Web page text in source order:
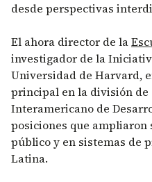
desde perspectivas
El ahora director de la
investigador de la
Universidad de Harvard,
principal en la división de
Interamericano de
posiciones que ampliaron
público y en sistemas de
Latina.